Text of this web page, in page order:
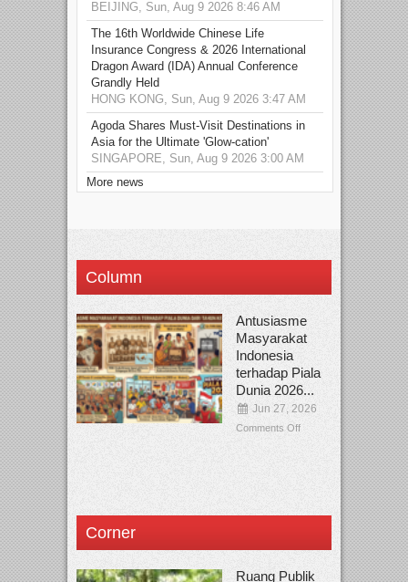
BEIJING, Sun, Aug 9 2026 8:46 AM
The 16th Worldwide Chinese Life
Insurance Congress & 2026 International
Dragon Award (IDA) Annual Conference
Grandly Held
HONG KONG, Sun, Aug 9 2026 3:47 AM
Agoda Shares Must-Visit Destinations in
Asia for the Ultimate 'Glow-cation'
SINGAPORE, Sun, Aug 9 2026 3:00 AM
More news
Column
Antusiasme
Masyarakat
Indonesia
terhadap Piala
Dunia 2026...
Jun 27, 2026
Comments Off
Corner
Ruang Publik